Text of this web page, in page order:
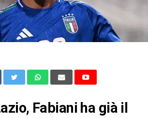
Fabiani ha già il